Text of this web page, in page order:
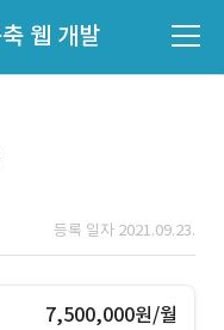
웹 개발
등록 일자 2021.09.23.
7,500,000원/월